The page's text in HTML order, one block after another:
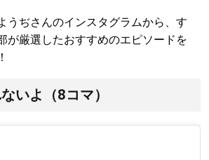
うぢさんのインスタグラムから、す
が厳選したおすすめのエピソードを
いよ（8コマ）